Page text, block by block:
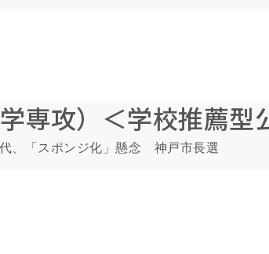
専攻）＜学校推薦型
、「スポンジ化」懸念 神戸市長選